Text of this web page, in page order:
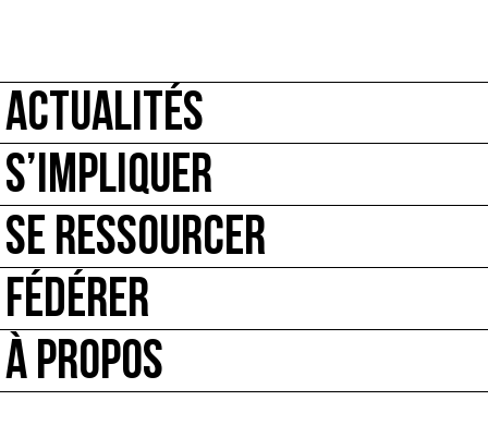
ACTUALITÉS
S’IMPLIQUER
SE RESSOURCER
FÉDÉRER
À PROPOS